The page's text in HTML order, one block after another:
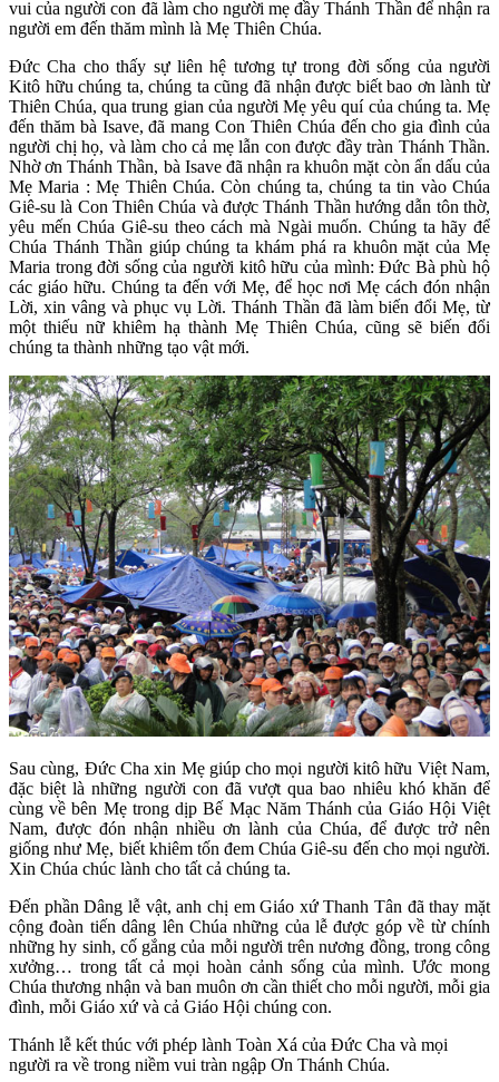
vui của người con đã làm cho người mẹ đầy Thánh Thần để nhận ra
người em đến thăm mình là Mẹ Thiên Chúa.
Đức Cha cho thấy sự liên hệ tương tự trong đời sống của người
Kitô hữu chúng ta, chúng ta cũng đã nhận được biết bao ơn lành từ
Thiên Chúa, qua trung gian của người Mẹ yêu quí của chúng ta. Mẹ
đến thăm bà Isave, đã mang Con Thiên Chúa đến cho gia đình của
người chị họ, và làm cho cả mẹ lẫn con được đầy tràn Thánh Thần.
Nhờ ơn Thánh Thần, bà Isave đã nhận ra khuôn mặt còn ẩn dấu của
Mẹ Maria : Mẹ Thiên Chúa. Còn chúng ta, chúng ta tin vào Chúa
Giê-su là Con Thiên Chúa và được Thánh Thần hướng dẫn tôn thờ,
yêu mến Chúa Giê-su theo cách mà Ngài muốn. Chúng ta hãy để
Chúa Thánh Thần giúp chúng ta khám phá ra khuôn mặt của Mẹ
Maria trong đời sống của người kitô hữu của mình: Đức Bà phù hộ
các giáo hữu. Chúng ta đến với Mẹ, để học nơi Mẹ cách đón nhận
Lời, xin vâng và phục vụ Lời. Thánh Thần đã làm biến đổi Mẹ, từ
một thiếu nữ khiêm hạ thành Mẹ Thiên Chúa, cũng sẽ biến đổi
chúng ta thành những tạo vật mới.
Sau cùng, Đức Cha xin Mẹ giúp cho mọi người kitô hữu Việt Nam,
đặc biệt là những người con đã vượt qua bao nhiêu khó khăn để
cùng về bên Mẹ trong dịp Bế Mạc Năm Thánh của Giáo Hội Việt
Nam, được đón nhận nhiều ơn lành của Chúa, để được trở nên
giống như Mẹ, biết khiêm tốn đem Chúa Giê-su đến cho mọi người.
Xin Chúa chúc lành cho tất cả chúng ta.
Đến phần Dâng lễ vật, anh chị em Giáo xứ Thanh Tân đã thay mặt
cộng đoàn tiến dâng lên Chúa những của lễ được góp về từ chính
những hy sinh, cố gắng của mỗi người trên nương đồng, trong công
xưởng… trong tất cả mọi hoàn cảnh sống của mình. Ước mong
Chúa thương nhận và ban muôn ơn cần thiết cho mỗi người, mỗi gia
đình, mỗi Giáo xứ và cả Giáo Hội chúng con.
Thánh lễ kết thúc với phép lành Toàn Xá của Đức Cha và mọi
người ra về trong niềm vui tràn ngập Ơn Thánh Chúa.